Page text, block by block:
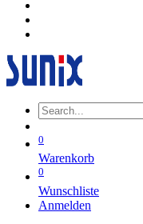
0
Warenkorb
0
Wunschliste
Anmelden